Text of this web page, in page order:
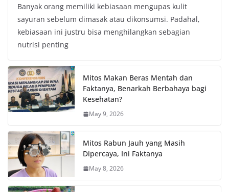
Banyak orang memiliki kebiasaan mengupas kulit
sayuran sebelum dimasak atau dikonsumsi. Padahal,
kebiasaan ini justru bisa menghilangkan sebagian
nutrisi penting
Mitos Makan Beras Mentah dan
Faktanya, Benarkah Berbahaya bagi
Kesehatan?
May 9, 2026
Mitos Rabun Jauh yang Masih
Dipercaya, Ini Faktanya
May 8, 2026